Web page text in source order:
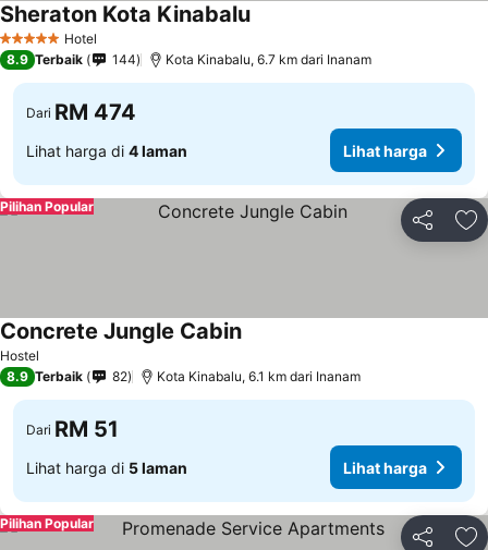
5 Bintang Hotel
Sheraton Kota KinabaluLihat harga
8.9 Terbaik 144 Kota Kinabalu, 6.7 km dari Inanam
Dari RM 474
Lihat harga di 4 laman Lihat harga
Kongsi
Pilihan Popular
Hostel
Concrete Jungle CabinLihat harga
8.9 Terbaik 82 Kota Kinabalu, 6.1 km dari Inanam
Dari RM 51
Lihat harga di 5 laman Lihat harga
Pilihan Popular